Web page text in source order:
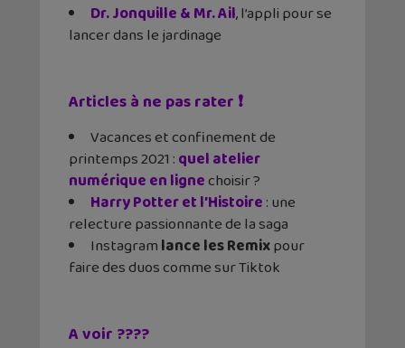
Dr. Jonquille & Mr. Ail, l’appli pour se
lancer dans le jardinage
Articles à ne pas rater ❗
Vacances et confinement de
printemps 2021 :quel atelier
numérique en lignechoisir ?
Harry Potter et l’Histoire: une
relecture passionnante de la saga
Instagramlance les Remixpour
faire des duos comme sur Tiktok
A voir ????